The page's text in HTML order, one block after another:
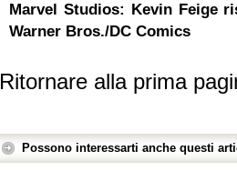
Marvel Studios: Kevin Feige
Warner Bros./DC Comics
Ritornare alla prima
Possono interessarti anche questi